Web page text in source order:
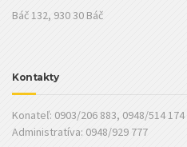
Báč 132, 930 30 Báč
Kontakty
Konateľ: 0903/206 883, 0948/514 174
Administratíva: 0948/929 777